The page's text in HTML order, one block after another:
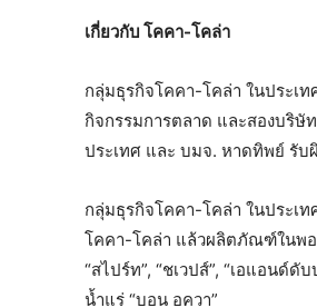
เกี่ยวกับ โคคา-โคล่า
กลุ่มธุรกิจโคคา-โคล่า ในประเ
กิจกรรมการตลาด และสองบริ
ประเทศ และ บมจ. หาดทิพย์ รับ
กลุ่มธุรกิจโคคา-โคล่า ในประเ
โคคา-โคล่า แล้วผลิตภัณฑ์ในพอ
“สไปร์ท”, “ชเวปส์”, “เอแอนด์
น้ำแร่ “บอน อควา”